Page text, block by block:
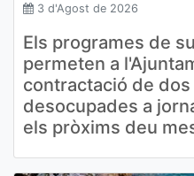
3 d'Agost de 2026
Els programes de
permeten a
contractació de
desocupades a
els pròxims deu